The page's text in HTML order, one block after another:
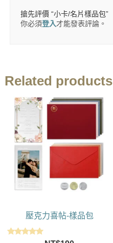
搶先評價 “小卡/名片樣品包”
你必須登入才能發表評論。
Related products
壓克力喜帖-樣品包